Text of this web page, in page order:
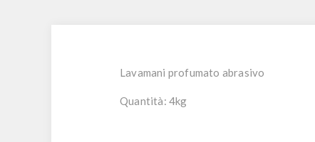
Lavamani profumato abrasivo
Quantità: 4kg